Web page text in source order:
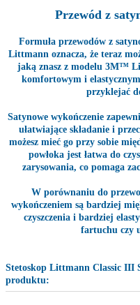
Przewód z
Formuła przewodów z
Littmann oznacza, że teraz
jaką znasz z modelu 3M™
komfortowym i
przyklejać
Satynowe wykończenie
ułatwiające składanie i
możesz mieć go przy sobie
powłoka jest łatwa do
zarysowania, co pomaga
W porównaniu do
wykończeniem są bardziej
czyszczenia i bardziej
fartuchu czy
Stetoskop Littmann Classic III
produktu: